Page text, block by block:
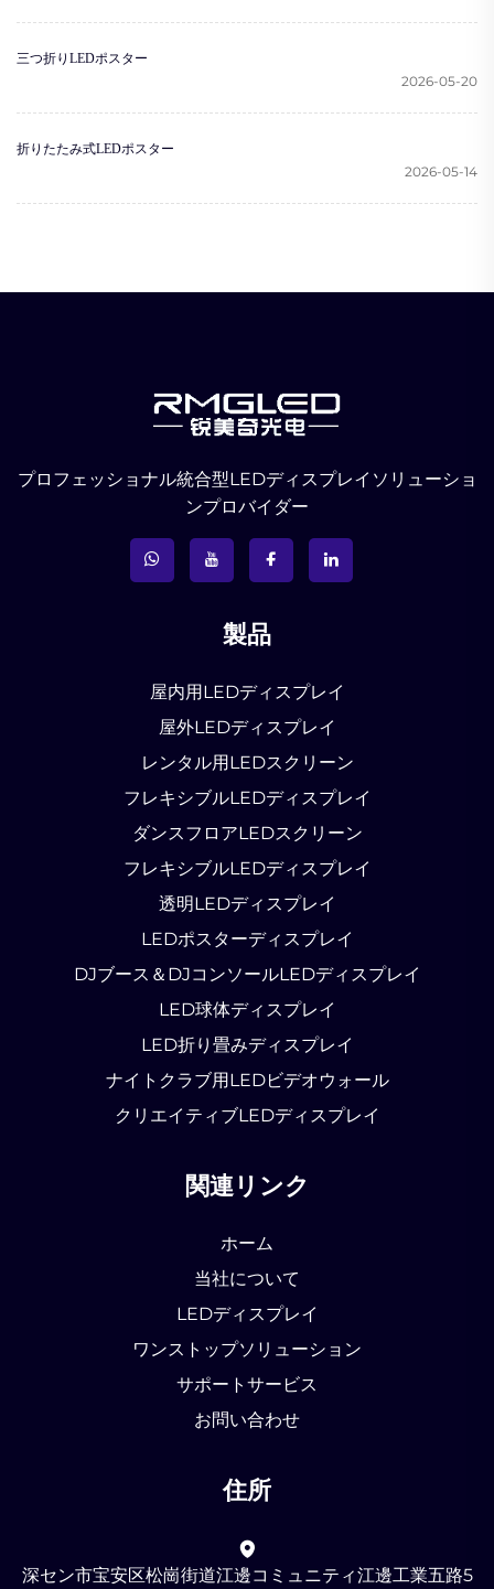
三つ折りLEDポスター
2026-05-20
折りたたみ式LEDポスター
2026-05-14
プロフェッショナル統合型LEDディスプレイソリューショ
ンプロバイダー
製品
屋内用LEDディスプレイ
屋外LEDディスプレイ
レンタル用LEDスクリーン
フレキシブルLEDディスプレイ
ダンスフロアLEDスクリーン
フレキシブルLEDディスプレイ
透明LEDディスプレイ
LEDポスターディスプレイ
DJブース＆DJコンソールLEDディスプレイ
LED球体ディスプレイ
LED折り畳みディスプレイ
ナイトクラブ用LEDビデオウォール
クリエイティブLEDディスプレイ
関連リンク
ホーム
当社について
LEDディスプレイ
ワンストップソリューション
サポートサービス
お問い合わせ
住所
深セン市宝安区松崗街道江邊コミュニティ江邊工業五路5